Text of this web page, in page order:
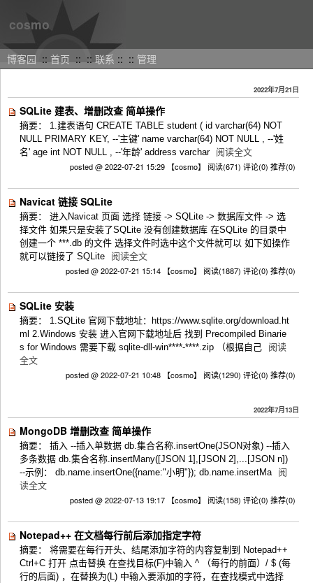
cosmo
博客园 :: 首页 :: ::联系 :: :: 管理
2022年7月21日
SQLite 建表、增删改查 简单操作
摘要： 1.建表语句 CREATE TABLE student ( id varchar(64) NOT
NULL PRIMARY KEY, --'主键' name varchar(64) NOT NULL , --'姓
名' age int NOT NULL , --'年龄' address varchar 阅读全文
posted @ 2022-07-21 15:29 【cosmo】 阅读(671) 评论(0) 推荐(0)
Navicat 链接 SQLite
摘要： 进入Navicat 页面 选择 链接 -> SQLite -> 数据库文件 -> 选
择文件 如果只是安装了SQLite 没有创建数据库 在SQLite 的目录中
创建一个 ***.db 的文件 选择文件时选中这个文件就可以 如下如操作
就可以链接了 SQLite
阅读全文
posted @ 2022-07-21 15:14 【cosmo】 阅读(1887) 评论(0) 推荐(0)
SQLite 安装
摘要： 1.SQLite 官网下载地址：https://www.sqlite.org/download.ht
ml 2.Windows 安装 进入官网下载地址后 找到 Precompiled Binarie
s for Windows 需要下载 sqlite-dll-win****-****.zip （根据自己
阅读
全文
posted @ 2022-07-21 10:48 【cosmo】 阅读(1290) 评论(0) 推荐(0)
2022年7月13日
MongoDB 增删改查 简单操作
摘要： 插入 --插入单数据 db.集合名称.insertOne(JSON对象) --插入
多条数据 db.集合名称.insertMany([JSON 1],[JSON 2],...[JSON n])
--示例： db.name.insertOne({name:"小明"}); db.name.insertMa
阅
读全文
posted @ 2022-07-13 19:17 【cosmo】 阅读(158) 评论(0) 推荐(0)
Notepad++ 在文档每行前后添加指定字符
摘要： 将需要在每行开头、结尾添加字符的内容复制到 Notepad++
Ctrl+C 打开 点击替换 在查找目标(F)中输入 ^ （每行的前面）/ $ (每
行的后面) ，在替换为(L) 中输入要添加的字符，在查找模式中选择